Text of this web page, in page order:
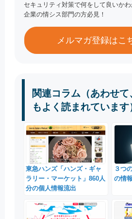
セキュリティ対策で何をして良いか
企業の情シス部門の方必見！
メルマガ登録はこ
関連コラム（あわせ
もよく読まれています
東急ハンズ「ハンズ・ギャ
ラリー・マーケット」860人
分の個人情報流出
３つ
の情